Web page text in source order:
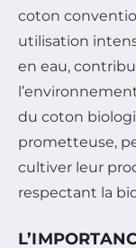
coton
utilisation
en eau,
du coton
prometteuse,
cultiver leur
respectant la